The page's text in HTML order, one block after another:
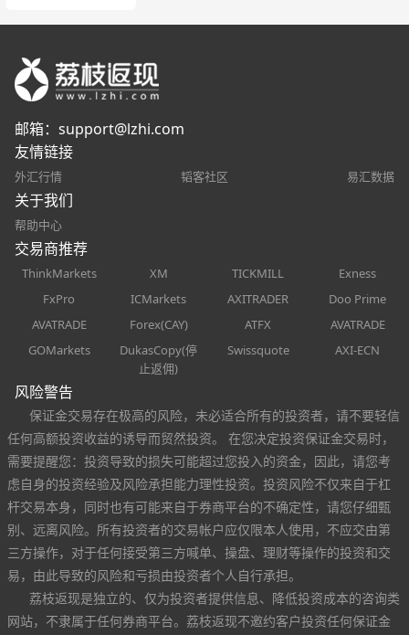
邮箱： support@lzhi.com
友情链接
外汇行情 韬客社区 易汇数据
关于我们
帮助中心
交易商推荐
ThinkMarkets XM TICKMILL
Exness
FxPro
ICMarkets AXITRADER
Doo Prime
AVATRADE
Forex(CAY) ATFX
AVATRADE
GOMarkets
DukasCopy(停
止返佣)
Swissquote AXI-ECN
风险警告
保证金交易存在极高的风险，未必适合所有的投资者，请不要轻信
任何高额投资收益的诱导而贸然投资。 在您决定投资保证金交易时，
需要提醒您：投资导致的损失可能超过您投入的资金，因此，请您考
虑自身的投资经验及风险承担能力理性投资。投资风险不仅来自于杠
杆交易本身，同时也有可能来自于券商平台的不确定性，请您仔细甄
别、远离风险。所有投资者的交易帐户应仅限本人使用，不应交由第
三方操作，对于任何接受第三方喊单、操盘、理财等操作的投资和交
易，由此导致的风险和亏损由投资者个人自行承担。
荔枝返现是独立的、仅为投资者提供信息、降低投资成本的咨询类
网站，不隶属于任何券商平台。荔枝返现不邀约客户投资任何保证金